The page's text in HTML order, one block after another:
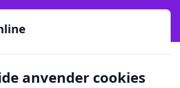
genvej til stil, trends og smarte fund
⭐⭐⭐⭐⭐✨981 forskellige produkttyper
anvender cookies